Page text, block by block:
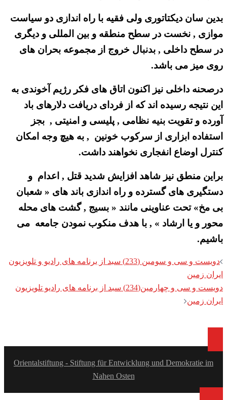
بدین سان دیکتاتوری ولی فقیه با راه اندازی دو سیاست
موازی , نخست در سطح منطقه و بین المللی و دیگری
در سطح داخلی , بدنبال خروج از مجموعه بحران های
روی میز می باشد.
درصحنه داخلی نیز اکنون اتاق های فکر رژیم آخوندی به
این نتیجه رسیده اند که از فردای دریافت دلارهای باد
آورده و تقویت بنیه نظامی , پلیسی و امنیتی , بجز
استفاده ابزاری از سرکوب خونین , به هیچ وجه امکان
کنترل اوضاع انفجاری نخواهند داشت.
براین منطق نیز شاهد افزایش شدید قتل , اعدام و
دستگیری های گسترده و راه اندازی باند های « شعبان
بی مخ» تحت عناوینی مانند « بسیج , گشت های محله
محور و یا ارشاد » , با هدف منکوب نمودن جامعه می
باشیم.
Post
navigation
دویست و سی و سومین (233) سبد از برنامه های رادیو و تلویزیون
ایران زمین
دویست و سی و چهارمین(234) سبد از برنامه های رادیو تلویزیون
ایران زمین
Orientalstiftung - Stiftung für Entwicklung und Demokratie im
Nahen Osten